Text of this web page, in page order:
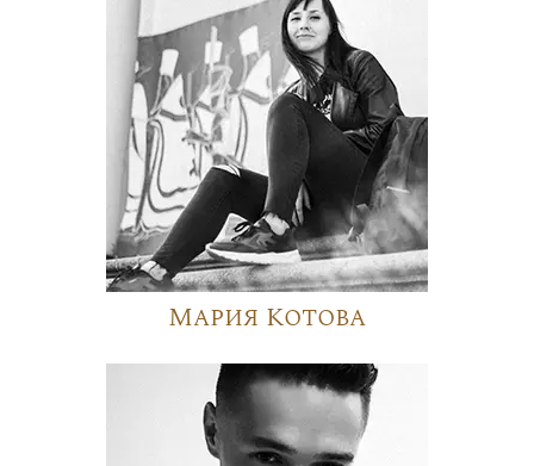
Мария Котова